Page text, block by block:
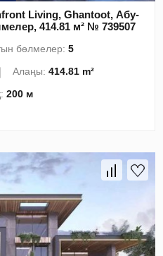
Living, Ghantoot, Абу-
414.81 м² № 739507
бөлмелер:5
Алаңы:414.81 m²
200 м